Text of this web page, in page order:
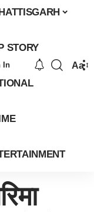
STORY
In Aa